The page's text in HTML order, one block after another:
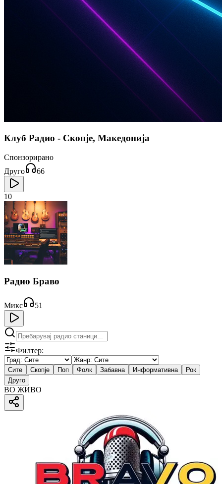
Клуб Радио - Скопје, Македонија
Спонзорирано
Друго
66
10
Радио Браво
Микс 51
Филтер:
Сите Скопје Поп Фолк Забавна Информативна
Рок
Друго
ВО ЖИВО